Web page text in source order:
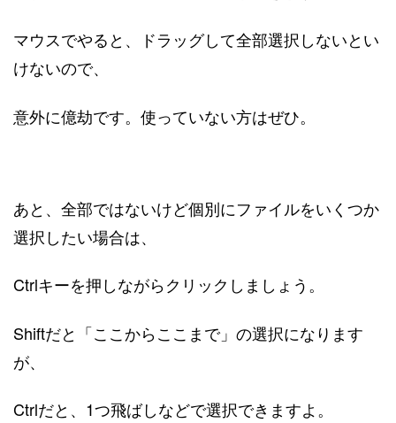
マウスでやると、ドラッグして全部選択しないとい
けないので、
意外に億劫です。使っていない方はぜひ。
あと、全部ではないけど個別にファイルをいくつか
選択したい場合は、
Ctrlキーを押しながらクリックしましょう。
Shiftだと「ここからここまで」の選択になります
が、
Ctrlだと、1つ飛ばしなどで選択できますよ。